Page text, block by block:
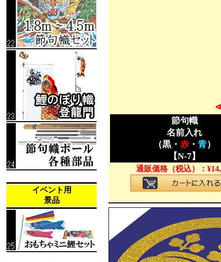
イベント用
景品
節句幟
名前入れ
（黒・ 赤・ 青）
【N-7】
通販価格（税込）： ¥